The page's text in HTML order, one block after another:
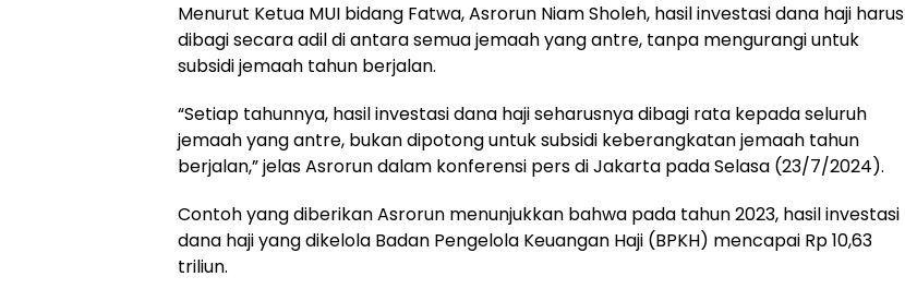
Menurut Ketua MUI bidang Fatwa, Asrorun Niam Sholeh, hasil investasi dana haji harus
dibagi secara adil di antara semua jemaah yang antre, tanpa mengurangi untuk
subsidi jemaah tahun berjalan.
“Setiap tahunnya, hasil investasi dana haji seharusnya dibagi rata kepada seluruh
jemaah yang antre, bukan dipotong untuk subsidi keberangkatan jemaah tahun
berjalan,” jelas Asrorun dalam konferensi pers di Jakarta pada Selasa (23/7/2024).
Contoh yang diberikan Asrorun menunjukkan bahwa pada tahun 2023, hasil investasi
dana haji yang dikelola Badan Pengelola Keuangan Haji (BPKH) mencapai Rp 10,63
triliun.